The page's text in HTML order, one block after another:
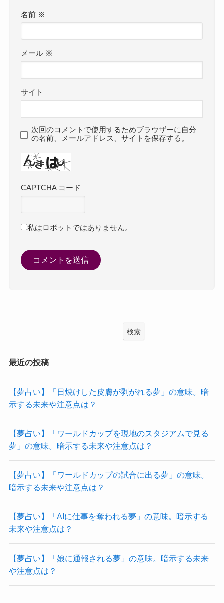
名前 ※
メール ※
サイト
次回のコメントで使用するためブラウザーに自分
の名前、メールアドレス、サイトを保存する。
CAPTCHA コード
私はロボットではありません。
検索
最近の投稿
【夢占い】「日焼けした皮膚が剥がれる夢」の意味。暗
示する未来や注意点は？
【夢占い】「ワールドカップを現地のスタジアムで見る
夢」の意味。暗示する未来や注意点は？
【夢占い】「ワールドカップの試合に出る夢」の意味。
暗示する未来や注意点は？
【夢占い】「AIに仕事を奪われる夢」の意味。暗示する
未来や注意点は？
【夢占い】「娘に通報される夢」の意味。暗示する未来
や注意点は？